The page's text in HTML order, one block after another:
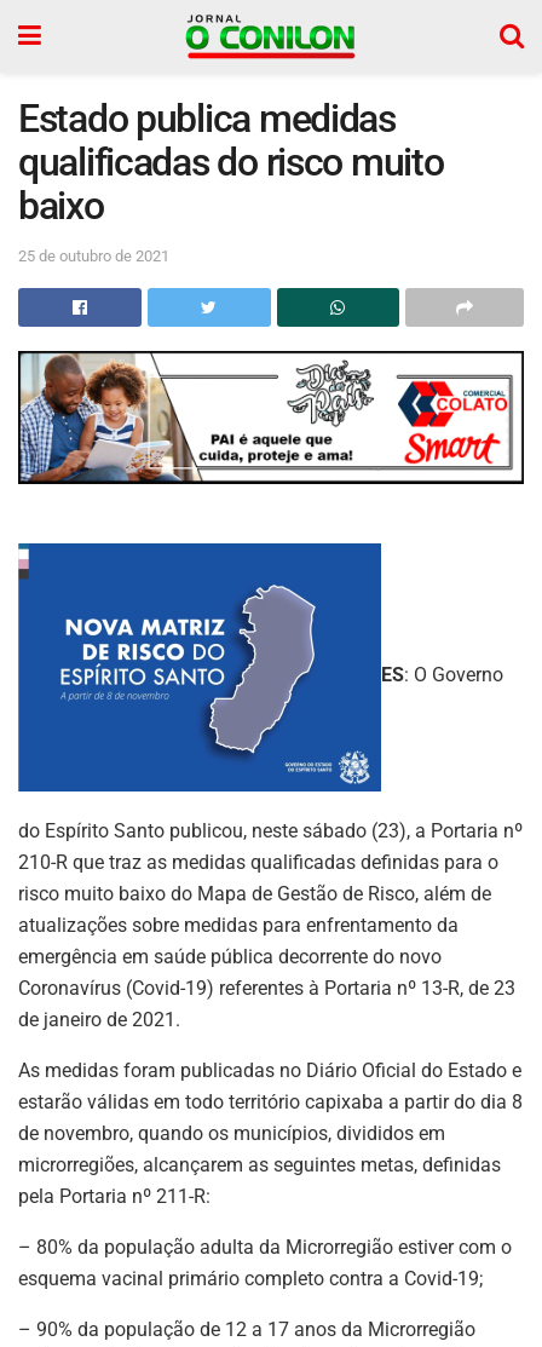
Estado publica medidas
qualificadas do risco muito
baixo
25 de outubro de 2021
ES: O Governo
do Espírito Santo publicou, neste sábado (23), a Portaria nº
210-R que traz as medidas qualificadas definidas para o
risco muito baixo do Mapa de Gestão de Risco, além de
atualizações sobre medidas para enfrentamento da
emergência em saúde pública decorrente do novo
Coronavírus (Covid-19) referentes à Portaria nº 13-R, de 23
de janeiro de 2021.
As medidas foram publicadas no Diário Oficial do Estado e
estarão válidas em todo território capixaba a partir do dia 8
de novembro, quando os municípios, divididos em
microrregiões, alcançarem as seguintes metas, definidas
pela Portaria nº 211-R:
– 80% da população adulta da Microrregião estiver com o
esquema vacinal primário completo contra a Covid-19;
– 90% da população de 12 a 17 anos da Microrregião